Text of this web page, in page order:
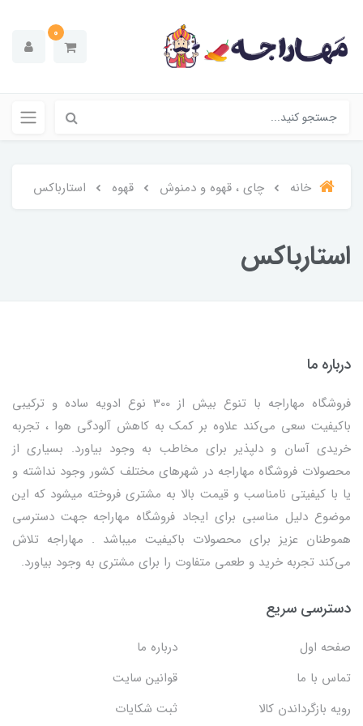
0
خانه چای ، قهوه و دمنوش قهوه استارباکس
استارباکس
درباره ما
فروشگاه مهاراجه با تنوع بیش از 300 نوع ادویه ساده و ترکیبی
باکیفیت سعی می‌کند علاوه بر کمک به کاهش آلودگی هوا ، تجربه
خریدی آسان و دلپذیر برای مخاطب به وجود بیاورد. بسیاری از
محصولات فروشگاه مهاراجه در شهرهای مختلف کشور وجود نداشته و
یا با کیفیتی نامناسب و قیمت بالا به مشتری فروخته میشود که این
موضوع دلیل مناسبی برای ایجاد فروشگاه مهاراجه جهت دسترسی
هموطنان عزیز برای محصولات باکیفیت میباشد . مهاراجه تلاش
می‌کند تجربه خرید و طعمی متفاوت را برای مشتری به وجود بیاورد.
دسترسی سریع
صفحه اول
درباره ما
تماس با ما
قوانین سایت
رویه بازگرداندن کالا
ثبت شکایات